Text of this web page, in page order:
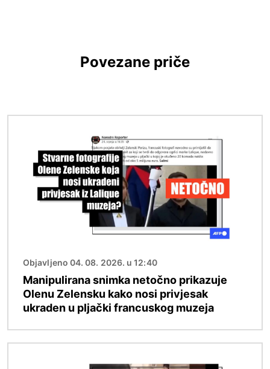
Povezane priče
Objavljeno 04. 08. 2026. u 12:40
Manipulirana snimka netočno prikazuje
Olenu Zelensku kako nosi privjesak
ukraden u pljački francuskog muzeja